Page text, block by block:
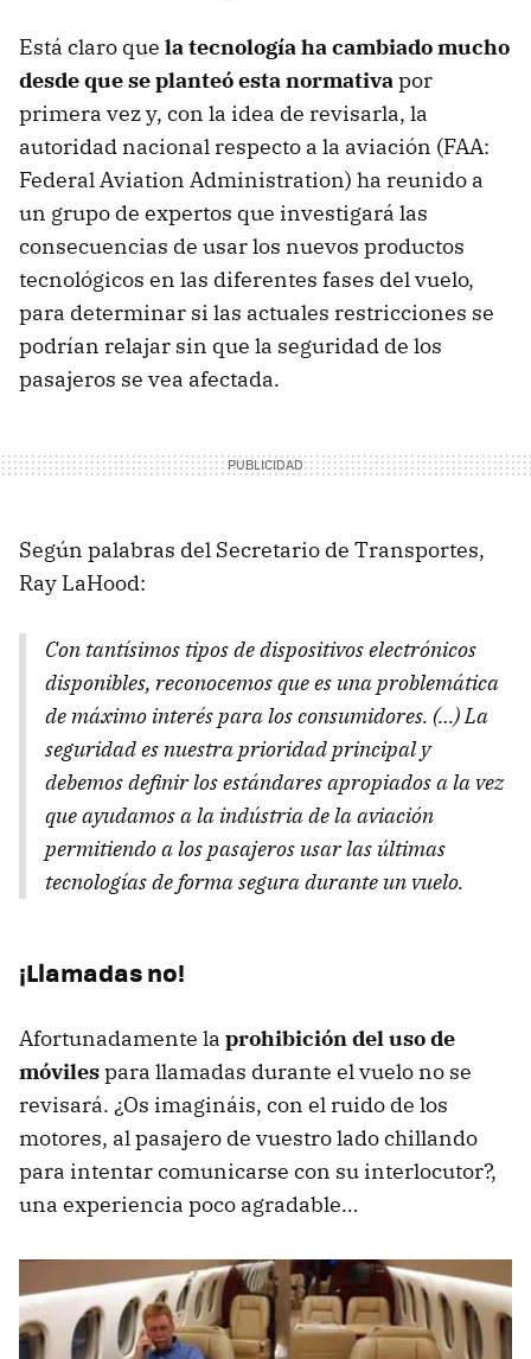
Está claro que la tecnología ha cambiado mucho
desde que se planteó esta normativapor
primera vez y, con la idea de revisarla, la
autoridad nacional respecto a la aviación (FAA:
Federal Aviation Administration) ha reunido a
un grupo de expertos que investigará las
consecuencias de usar los nuevos productos
tecnológicos en las diferentes fases del vuelo,
para determinar si las actuales restricciones se
podrían relajar sin que la seguridad de los
pasajeros se vea afectada.
Según palabras del Secretario de Transportes,
Ray LaHood:
Con tantísimos tipos de dispositivos electrónicos
disponibles, reconocemos que es una problemática
de máximo interés para los consumidores. (…) La
seguridad es nuestra prioridad principal y
debemos definir los estándares apropiados a la vez
que ayudamos a la indústria de la aviación
permitiendo a los pasajeros usar las últimas
tecnologías de forma segura durante un vuelo.
¡Llamadas no!
Afortunadamente la prohibición del uso de
móvilespara llamadas durante el vuelo no se
revisará. ¿Os imagináis, con el ruido de los
motores, al pasajero de vuestro lado chillando
para intentar comunicarse con su interlocutor?,
una experiencia poco agradable…